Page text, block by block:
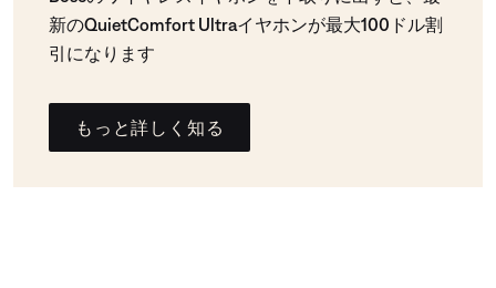
新のQuietComfort Ultraイヤホンが最大100ドル割
引になります
もっと詳しく知る